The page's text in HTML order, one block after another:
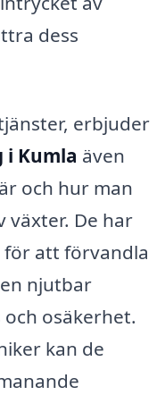
dess
erbjuder
i Kumla även
och hur man
växter. De har
för att förvandla
njutbar
osäkerhet.
kan de